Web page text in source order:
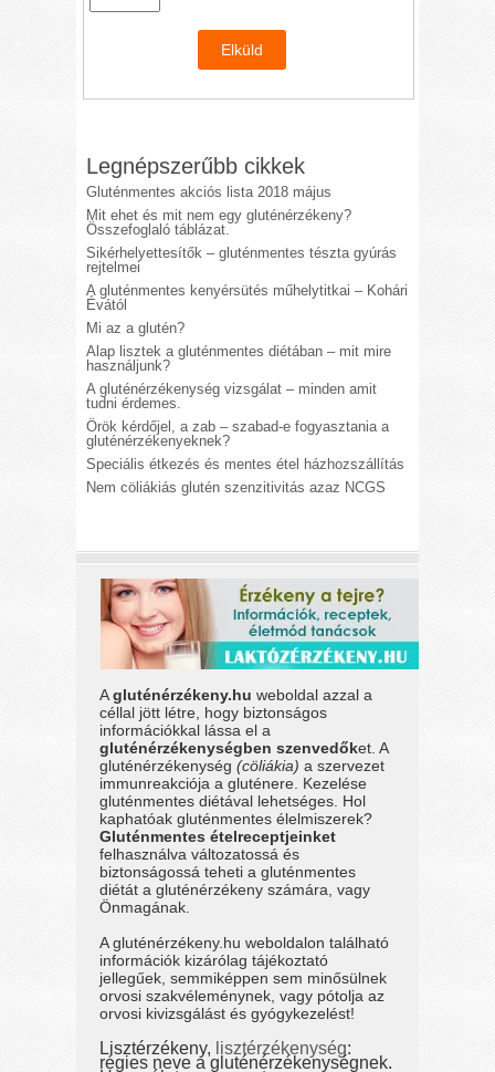
Legnépszerűbb cikkek
Gluténmentes akciós lista 2018 május
Mit ehet és mit nem egy gluténérzékeny?
Összefoglaló táblázat.
Sikérhelyettesítők – gluténmentes tészta gyúrás
rejtelmei
A gluténmentes kenyérsütés műhelytitkai – Kohári
Évától
Mi az a glutén?
Alap lisztek a gluténmentes diétában – mit mire
használjunk?
A gluténérzékenység vizsgálat – minden amit
tudni érdemes.
Örök kérdőjel, a zab – szabad-e fogyasztania a
gluténérzékenyeknek?
Speciális étkezés és mentes étel házhozszállítás
Nem cöliákiás glutén szenzitivitás azaz NCGS
Agluténérzékeny.hu weboldal azzal a
céllal jött létre, hogy biztonságos
információkkal lássa el a
gluténérzékenységben szenvedőket. A
gluténérzékenység(cöliákia) a szervezet
immunreakciója a gluténere. Kezelése
gluténmentes diétával lehetséges. Hol
kaphatóak gluténmentes élelmiszerek?
Gluténmentes ételreceptjeinket
felhasználva változatossá és
biztonságossá teheti a gluténmentes
diétát a gluténérzékeny számára, vagy
Önmagának.
A gluténérzékeny.hu weboldalon található
információk kizárólag tájékoztató
jellegűek, semmiképpen sem minősülnek
orvosi szakvéleménynek, vagy pótolja az
orvosi kivizsgálást és gyógykezelést!
Lisztérzékeny, lisztérzékenység:
régies neve a gluténérzékenységnek.